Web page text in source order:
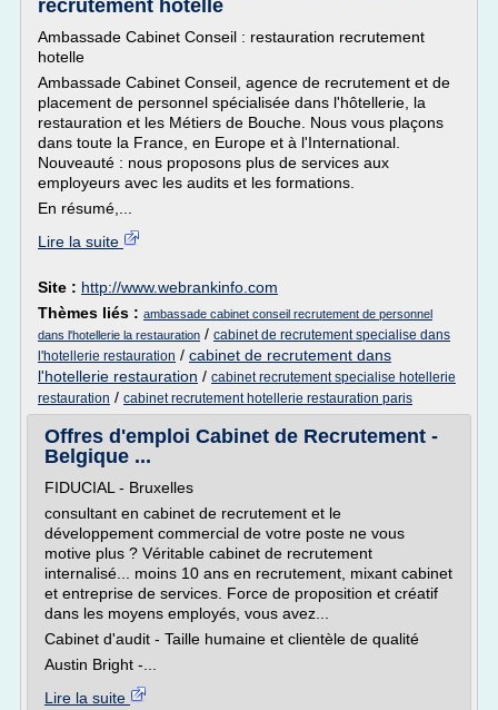
recrutement hotelle
Ambassade Cabinet Conseil : restauration recrutement
hotelle
Ambassade Cabinet Conseil, agence de recrutement et de
placement de personnel spécialisée dans l'hôtellerie, la
restauration et les Métiers de Bouche. Nous vous plaçons
dans toute la France, en Europe et à l'International.
Nouveauté : nous proposons plus de services aux
employeurs avec les audits et les formations.
En résumé,...
Lire la suite
Site : http://www.webrankinfo.com
Thèmes liés : ambassade cabinet conseil recrutement de personnel
dans l'hotellerie la restauration / cabinet de recrutement specialise dans
l'hotellerie restauration / cabinet de recrutement dans
l'hotellerie restauration / cabinet recrutement specialise hotellerie
restauration / cabinet recrutement hotellerie restauration paris
Offres d'emploi Cabinet de Recrutement -
Belgique ...
FIDUCIAL - Bruxelles
consultant en cabinet de recrutement et le
développement commercial de votre poste ne vous
motive plus ? Véritable cabinet de recrutement
internalisé... moins 10 ans en recrutement, mixant cabinet
et entreprise de services. Force de proposition et créatif
dans les moyens employés, vous avez...
Cabinet d'audit - Taille humaine et clientèle de qualité
Austin Bright -...
Lire la suite